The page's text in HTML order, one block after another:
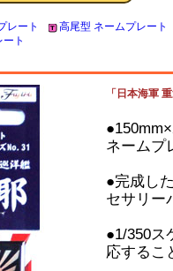
レート
高尾型 ネームプレート
ト
「日本海軍
ネームプ
●完成し
セサリー
●1/350ス
応するこ